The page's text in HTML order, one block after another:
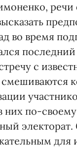
во время
с
них по-